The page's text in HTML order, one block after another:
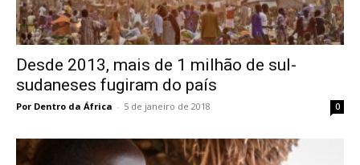
Desde 2013, mais de 1 milhão de sul-
sudaneses fugiram do país
Por Dentro da África - 5 de janeiro de 2018 0